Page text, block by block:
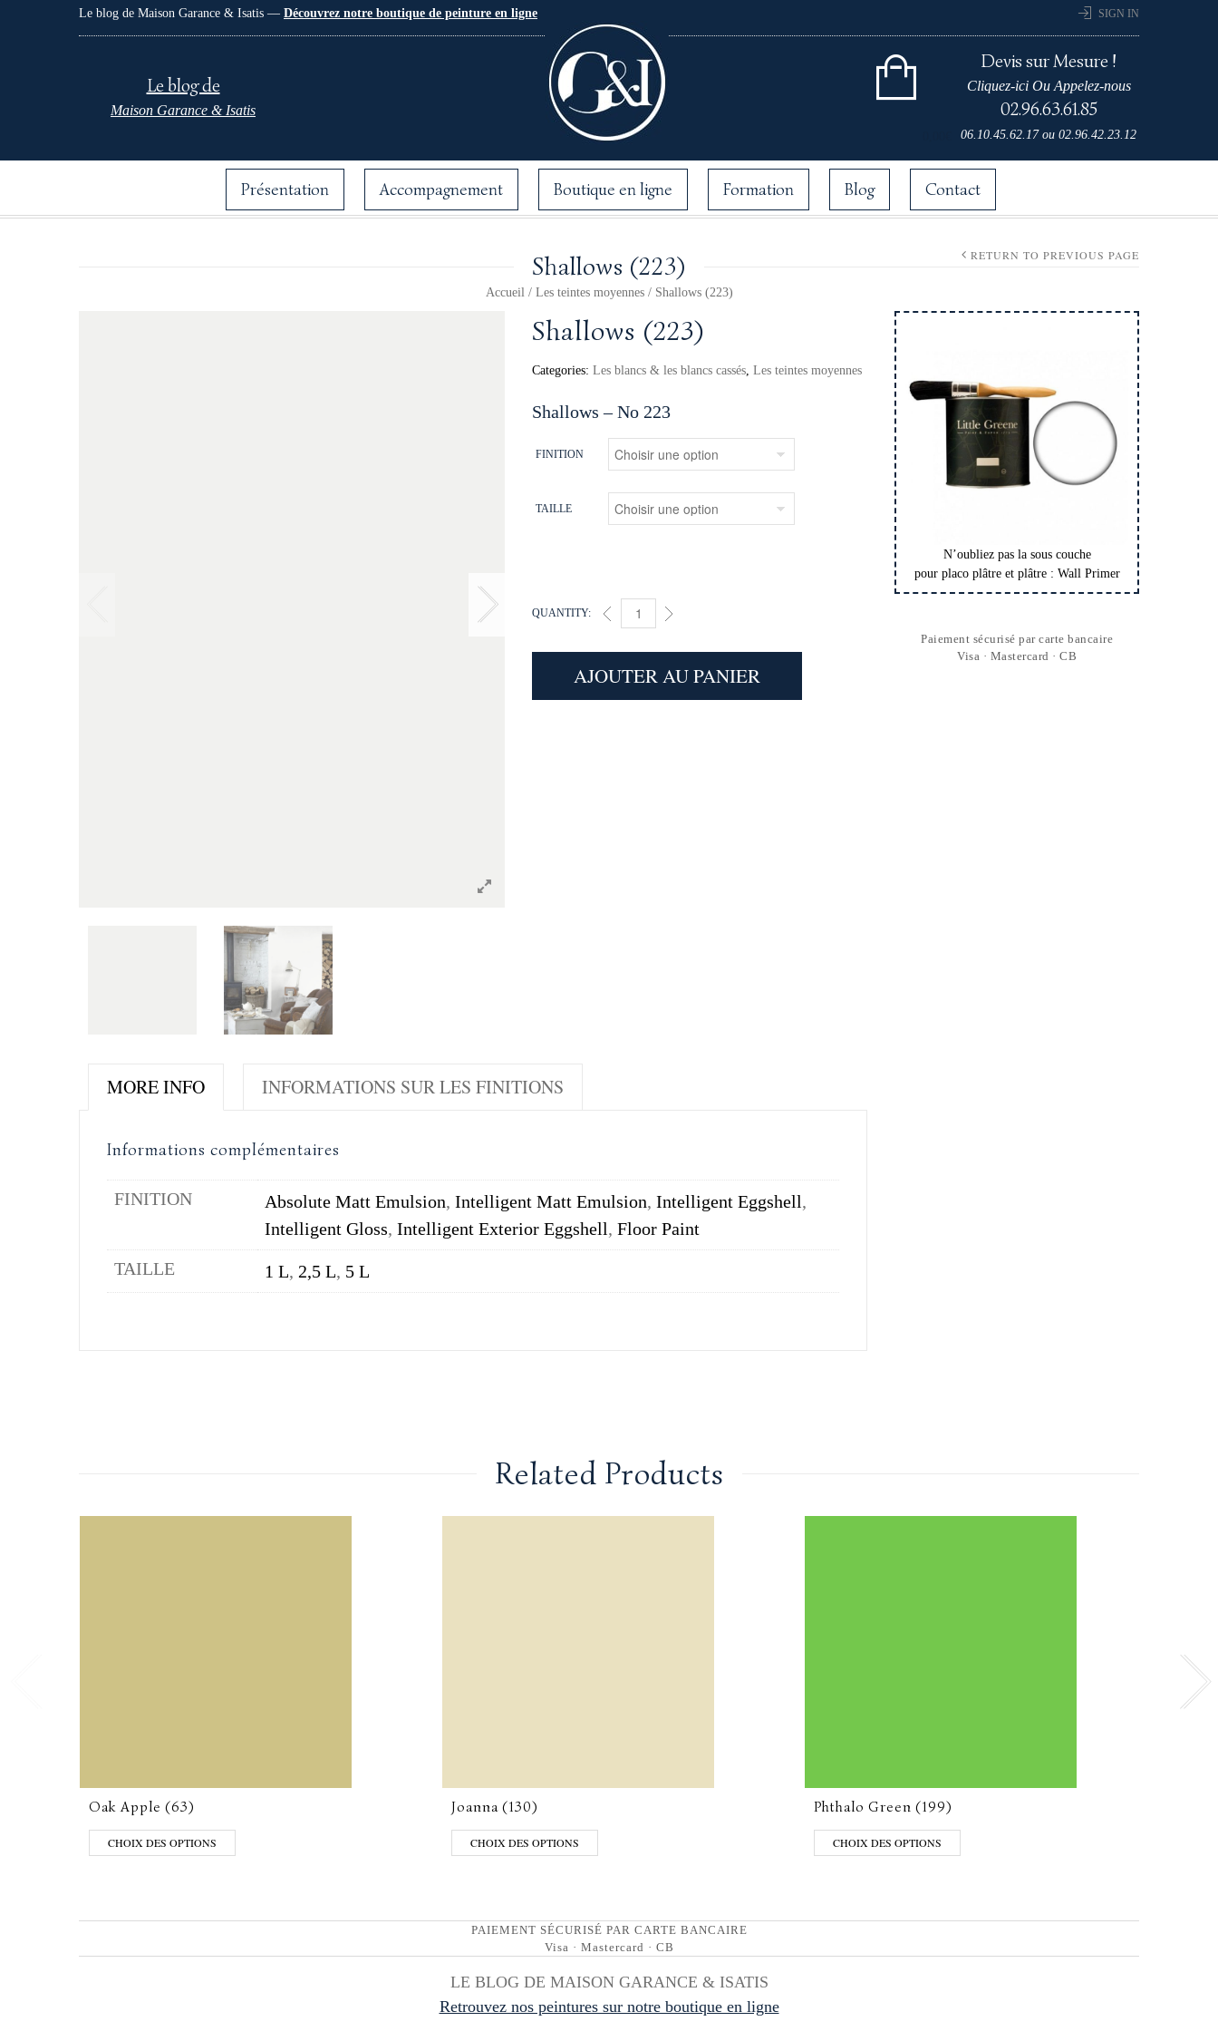
Le blog de Maison Garance & Isatis — Découvrez notre boutique de peinture en ligne SIGN IN
Le blog de
Maison Garance & Isatis
Devis sur Mesure !
Cliquez-ici Ou Appelez-nous
02.96.63.61.85
06.10.45.62.17 ou 02.96.42.23.12
Présentation Accompagnement Boutique en ligne Formation Blog Contact
Shallows (223)
Accueil/ Les teintes moyennes/ Shallows (223)
RETURN TO PREVIOUS PAGE
Shallows (223)
Categories: Les blancs & les blancs cassés, Les teintes moyennes
Shallows – No 223
FINITION
TAILLE
QUANTITY: SHALLOWS (223) QUANTITY
AJOUTER AU PANIER
MORE INFO
Informations complémentaires
FINITION Absolute Matt Emulsion, Intelligent Matt Emulsion, Intelligent Eggshell,
Intelligent Gloss, Intelligent Exterior Eggshell, Floor Paint
TAILLE
1 L, 2,5 L, 5 L
INFORMATIONS SUR LES FINITIONS
N’oubliez pas la sous couche
pour placo plâtre et plâtre : Wall Primer
Paiement sécurisé par carte bancaire
Visa · Mastercard · CB
Related Products
Oak Apple (63)
CHOIX DES OPTIONS
Joanna (130)
CHOIX DES OPTIONS
Phthalo Green (199)
CHOIX DES OPTIONS
PAIEMENT SÉCURISÉ PAR CARTE BANCAIRE
Visa · Mastercard · CB
LE BLOG DE MAISON GARANCE & ISATIS
Retrouvez nos peintures sur notre boutique en ligne